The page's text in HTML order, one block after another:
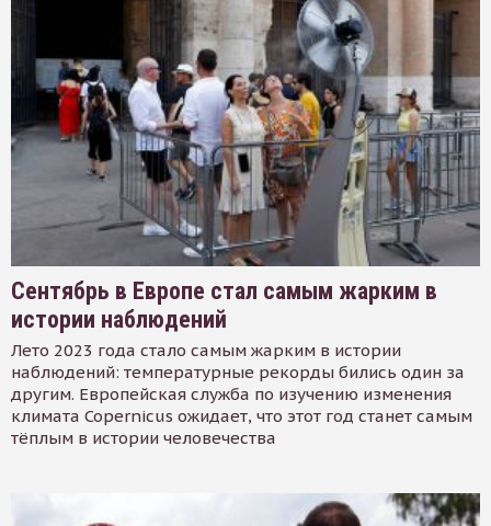
Сентябрь в Европе стал самым жарким в
истории наблюдений
Лето 2023 года стало самым жарким в истории
наблюдений: температурные рекорды бились один за
другим. Европейская служба по изучению изменения
климата Copernicus ожидает, что этот год станет самым
тёплым в истории человечества